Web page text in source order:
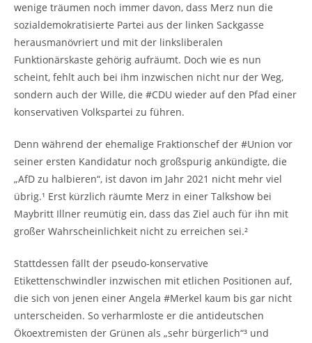
wenige träumen noch immer davon, dass Merz nun die
sozialdemokratisierte Partei aus der linken Sackgasse
herausmanövriert und mit der linksliberalen
Funktionärskaste gehörig aufräumt. Doch wie es nun
scheint, fehlt auch bei ihm inzwischen nicht nur der Weg,
sondern auch der Wille, die #CDU wieder auf den Pfad einer
konservativen Volkspartei zu führen.
Denn während der ehemalige Fraktionschef der #Union vor
seiner ersten Kandidatur noch großspurig ankündigte, die
„AfD zu halbieren“, ist davon im Jahr 2021 nicht mehr viel
übrig.¹ Erst kürzlich räumte Merz in einer Talkshow bei
Maybritt Illner reumütig ein, dass das Ziel auch für ihn mit
großer Wahrscheinlichkeit nicht zu erreichen sei.²
Stattdessen fällt der pseudo-konservative
Etikettenschwindler inzwischen mit etlichen Positionen auf,
die sich von jenen einer Angela #Merkel kaum bis gar nicht
unterscheiden. So verharmloste er die antideutschen
Ökoextremisten der Grünen als „sehr bürgerlich“³ und